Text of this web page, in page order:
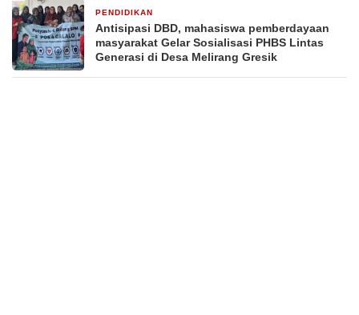
PENDIDIKAN
Antisipasi DBD, mahasiswa pemberdayaan
masyarakat Gelar Sosialisasi PHBS Lintas
Generasi di Desa Melirang Gresik